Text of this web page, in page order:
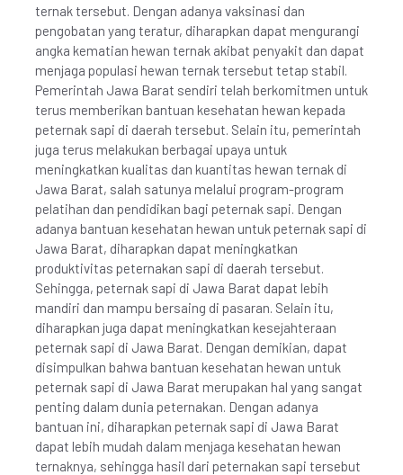
ternak tersebut. Dengan adanya vaksinasi dan
pengobatan yang teratur, diharapkan dapat mengurangi
angka kematian hewan ternak akibat penyakit dan dapat
menjaga populasi hewan ternak tersebut tetap stabil.
Pemerintah Jawa Barat sendiri telah berkomitmen untuk
terus memberikan bantuan kesehatan hewan kepada
peternak sapi di daerah tersebut. Selain itu, pemerintah
juga terus melakukan berbagai upaya untuk
meningkatkan kualitas dan kuantitas hewan ternak di
Jawa Barat, salah satunya melalui program-program
pelatihan dan pendidikan bagi peternak sapi. Dengan
adanya bantuan kesehatan hewan untuk peternak sapi di
Jawa Barat, diharapkan dapat meningkatkan
produktivitas peternakan sapi di daerah tersebut.
Sehingga, peternak sapi di Jawa Barat dapat lebih
mandiri dan mampu bersaing di pasaran. Selain itu,
diharapkan juga dapat meningkatkan kesejahteraan
peternak sapi di Jawa Barat. Dengan demikian, dapat
disimpulkan bahwa bantuan kesehatan hewan untuk
peternak sapi di Jawa Barat merupakan hal yang sangat
penting dalam dunia peternakan. Dengan adanya
bantuan ini, diharapkan peternak sapi di Jawa Barat
dapat lebih mudah dalam menjaga kesehatan hewan
ternaknya, sehingga hasil dari peternakan sapi tersebut